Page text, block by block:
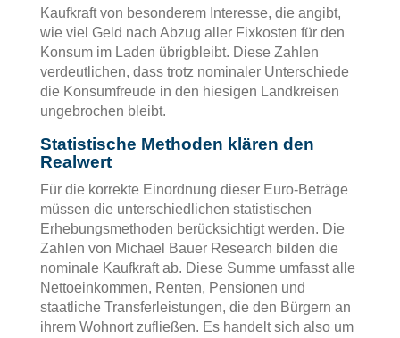
Kaufkraft von besonderem Interesse, die angibt,
wie viel Geld nach Abzug aller Fixkosten für den
Konsum im Laden übrigbleibt. Diese Zahlen
verdeutlichen, dass trotz nominaler Unterschiede
die Konsumfreude in den hiesigen Landkreisen
ungebrochen bleibt.
Statistische Methoden klären den
Realwert
Für die korrekte Einordnung dieser Euro-Beträge
müssen die unterschiedlichen statistischen
Erhebungsmethoden berücksichtigt werden. Die
Zahlen von Michael Bauer Research bilden die
nominale Kaufkraft ab. Diese Summe umfasst alle
Nettoeinkommen, Renten, Pensionen und
staatliche Transferleistungen, die den Bürgern an
ihrem Wohnort zufließen. Es handelt sich also um